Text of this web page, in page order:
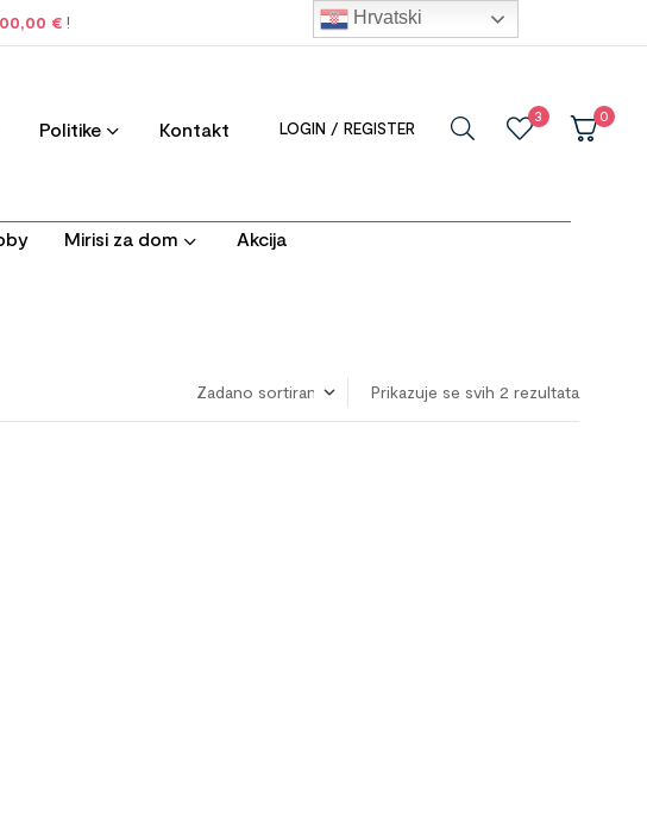
€ !
Politike Kontakt LOGIN / REGISTER
3 0
Mirisi za dom Akcija
Prikazuje se svih 2 rezultata
Hrvatski